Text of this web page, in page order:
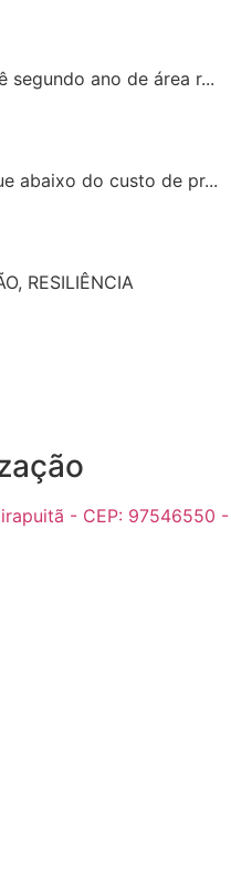
segundo ano de área r...
abaixo do custo de pr...
RESILIÊNCIA
- CEP: 97546550 -